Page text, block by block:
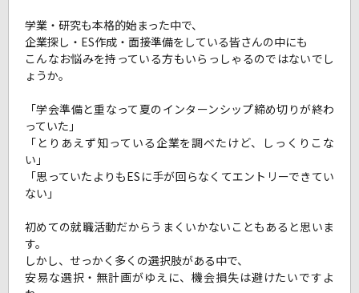
学業・研究も本格的始まった中で、
企業探し・ES作成・面接準備をしている皆さんの中にも
こんなお悩みを持っている方もいらっしゃるのではないでし
ょうか。
「学会準備と重なって夏のインターンシップ締め切りが終わ
っていた」
「とりあえず知っている企業を調べたけど、しっくりこな
い」
「思っていたよりもESに手が回らなくてエントリーできてい
ない」
初めての就職活動だからうまくいかないこともあると思いま
す。
しかし、せっかく多くの選択肢がある中で、
安易な選択・無計画がゆえに、機会損失は避けたいですよ